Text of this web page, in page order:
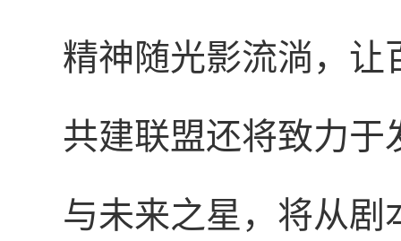
精神随光影流淌，让
共建联盟还将致力
与未来之星，将从